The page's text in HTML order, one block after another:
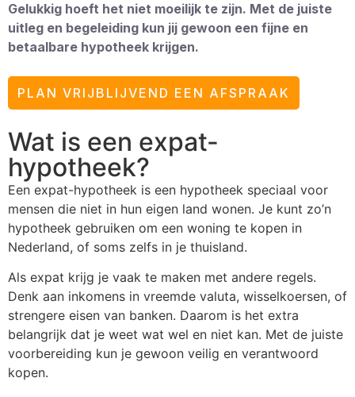
Gelukkig hoeft het niet moeilijk te zijn. Met de juiste
uitleg en begeleiding kun jij gewoon een fijne en
betaalbare hypotheek krijgen.
PLAN VRIJBLIJVEND EEN AFSPRAAK
Wat is een expat-
hypotheek?
Een expat-hypotheek is een hypotheek speciaal voor
mensen die niet in hun eigen land wonen. Je kunt zo’n
hypotheek gebruiken om een woning te kopen in
Nederland, of soms zelfs in je thuisland.
Als expat krijg je vaak te maken met andere regels.
Denk aan inkomens in vreemde valuta, wisselkoersen, of
strengere eisen van banken. Daarom is het extra
belangrijk dat je weet wat wel en niet kan. Met de juiste
voorbereiding kun je gewoon veilig en verantwoord
kopen.